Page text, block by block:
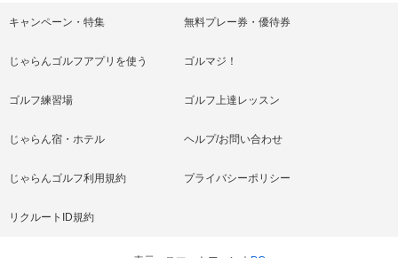
キャンペーン・特集 無料プレー券・優待券
じゃらんゴルフアプリを使う ゴルマジ！
ゴルフ練習場 ゴルフ上達レッスン
じゃらん宿・ホテル ヘルプ/お問い合わせ
じゃらんゴルフ利用規約 プライバシーポリシー
リクルートID規約